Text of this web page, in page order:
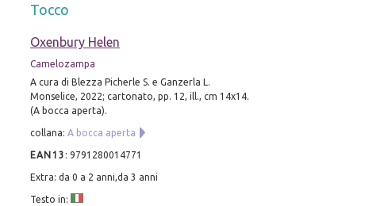
Tocco
Oxenbury Helen
Camelozampa
A cura di Blezza Picherle S. e Ganzerla L.
Monselice, 2022; cartonato, pp. 12, ill., cm 14x14.
(A bocca aperta).
collana: A bocca aperta
EAN13 : 9791280014771
Extra: da 0 a 2 anni,da 3 anni
Testo in: